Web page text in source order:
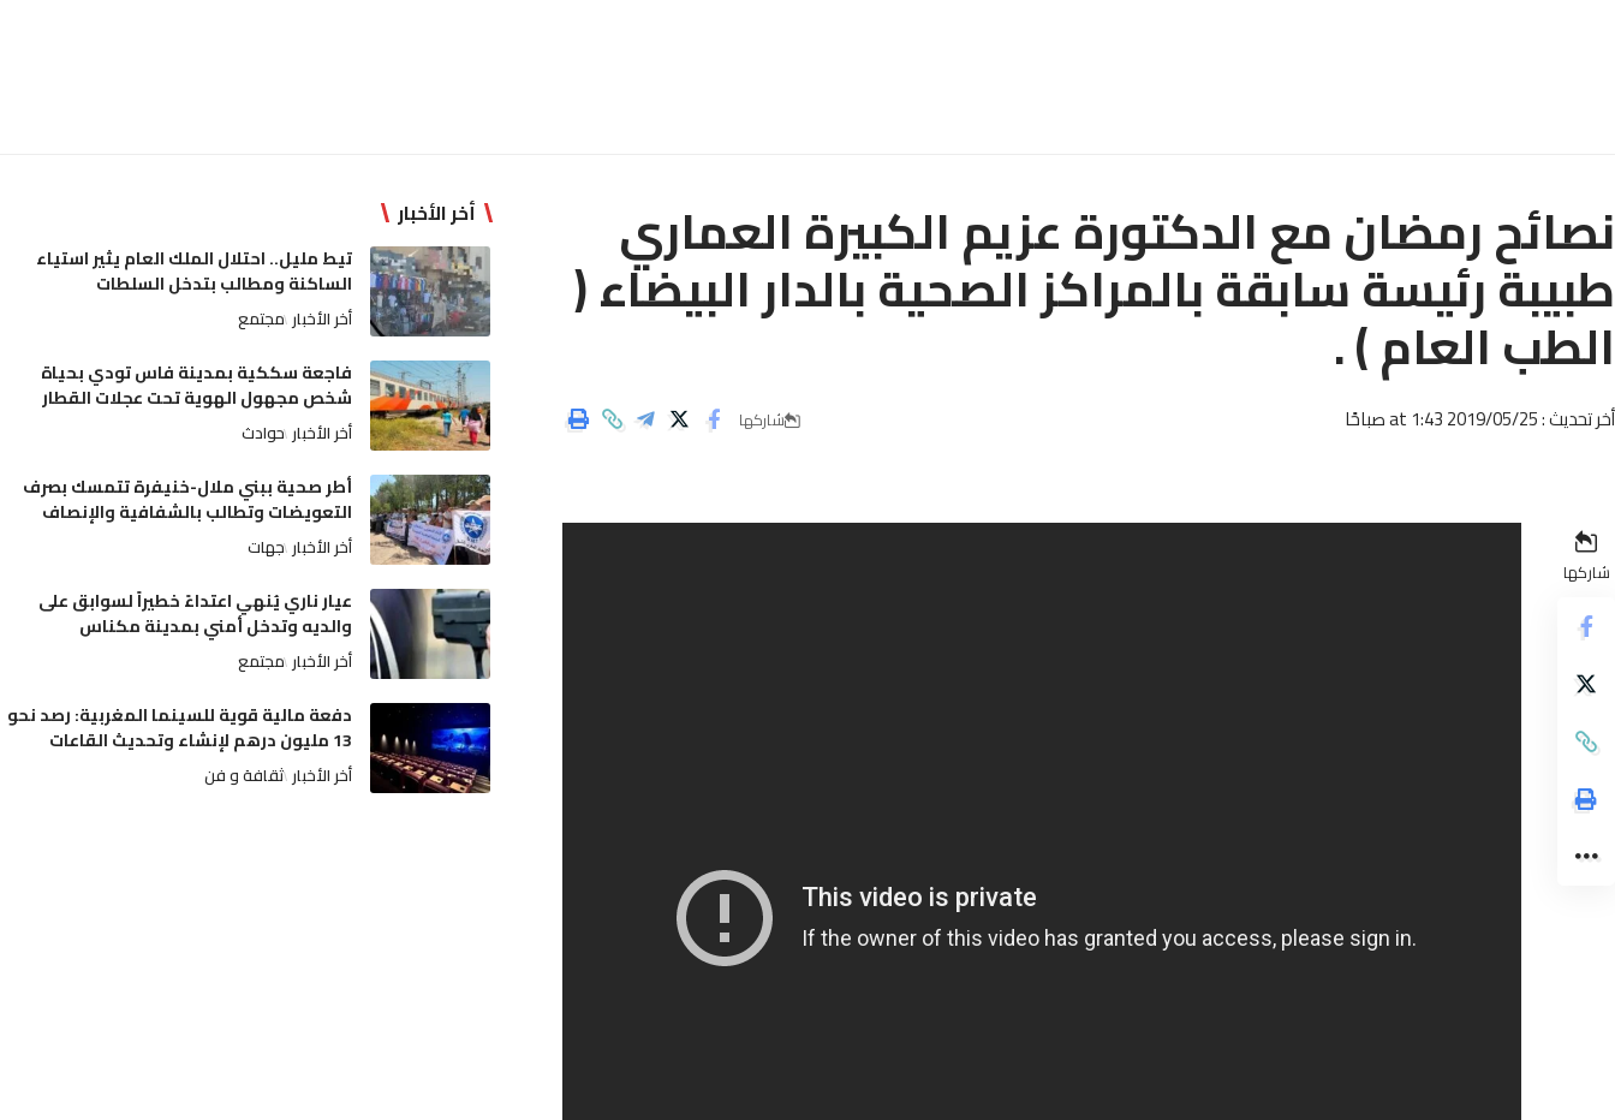
نصائح رمضان مع الدكتورة عزيم الكبيرة العماري
طبيبة رئيسة سابقة بالمراكز الصحية بالدار البيضاء (
الطب العام ) .
أخر تحديث : 2019/05/25 at 1:43 صباحًا شاركها
شاركها
أخر الأخبار
تيط مليل.. احتلال الملك العام يثير استياء
الساكنة ومطالب بتدخل السلطات
أخر الأخبار مجتمع
فاجعة سككية بمدينة فاس تودي بحياة
شخص مجهول الهوية تحت عجلات القطار
أخر الأخبار حوادث
أطر صحية ببني ملال-خنيفرة تتمسك بصرف
التعويضات وتطالب بالشفافية والإنصاف
أخر الأخبار جهات
عيار ناري يُنهي اعتداءً خطيراً لسوابق على
والديه وتدخل أمني بمدينة مكناس
أخر الأخبار مجتمع
دفعة مالية قوية للسينما المغربية: رصد نحو
13 مليون درهم لإنشاء وتحديث القاعات
أخر الأخبار ثقافة و فن